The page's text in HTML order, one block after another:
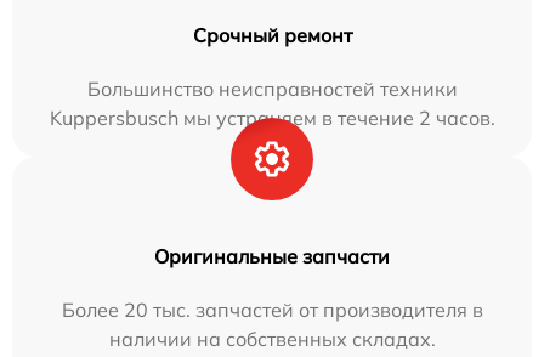
Срочный ремонт
Большинство неисправностей техники
Kuppersbusch мы устраняем в течение 2 часов.
Оригинальные запчасти
Более 20 тыс. запчастей от производителя в
наличии на собственных складах.